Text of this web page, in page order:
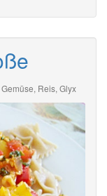
Gemüse, Reis, Glyx